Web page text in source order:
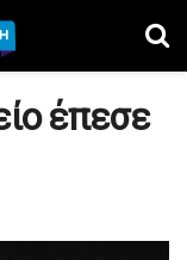
έπεσε